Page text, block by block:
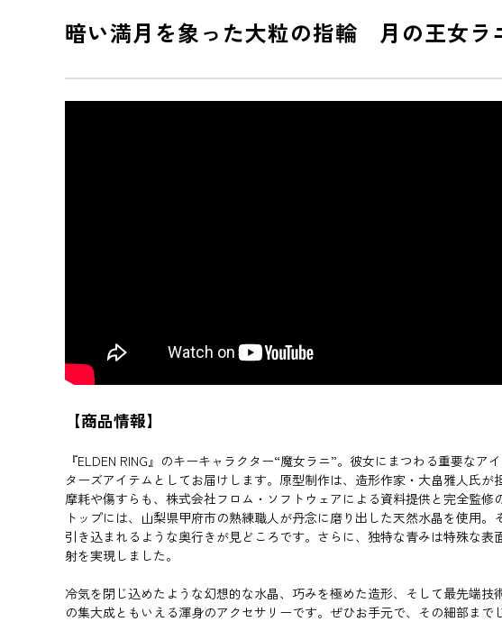
暗い満月を象った大粒の指輪 月の王女ラ
【商品情報】
『ELDEN RING』のキーキャラクター“魔女ラニ”。彼女にまつわる重要な
ターズアイテムとしてお届けします。原型制作は、造形作家・大畠雅人氏
摩耗や傷すらも、株式会社フロム・ソフトウェアによる資料提供と完全監修
トップには、山梨県甲府市の熟練職人が丹念に磨り出した天然水晶を使用
引き込まれるような奥行きが見どころです。さらに、独特な青みは特殊な
射を実現しました。
冷気を閉じ込めたような幻想的な水晶、巧みを極めた造形、そして最先端
の集大成ともいえる渾身のアクセサリーです。ぜひお手元で、その細部まで